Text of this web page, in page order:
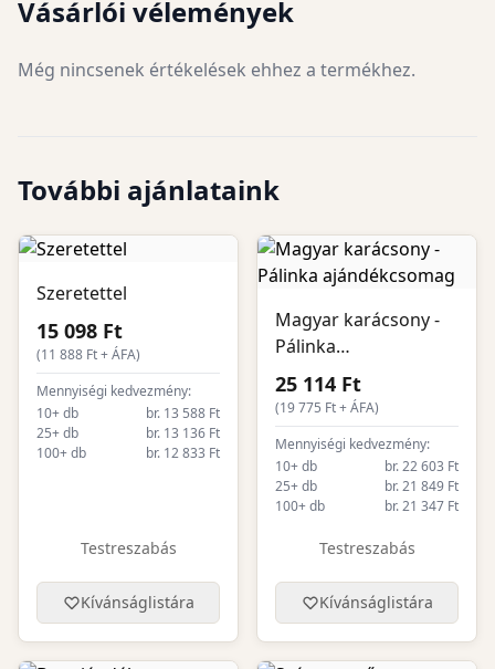
Vásárlói vélemények
Még nincsenek értékelések ehhez a termékhez.
További ajánlataink
Szeretettel
15 098 Ft
(11 888 Ft + ÁFA)
Mennyiségi kedvezmény:
10+ db
br. 13 588 Ft
25+ db
br. 13 136 Ft
100+ db
br. 12 833 Ft
Testreszabás
Kívánságlistára
Magyar karácsony -
Pálinka
ajándékcsomag
25 114 Ft
(19 775 Ft + ÁFA)
Mennyiségi kedvezmény:
10+ db
br. 22 603 Ft
25+ db
br. 21 849 Ft
100+ db
br. 21 347 Ft
Testreszabás
Kívánságlistára